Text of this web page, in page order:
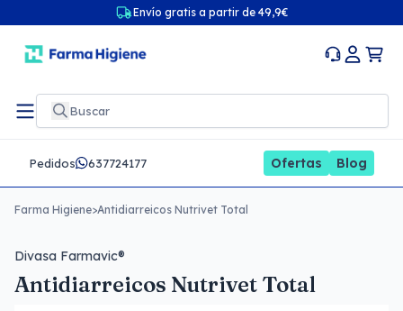
Envío gratis a partir de 49,9€
Pedidos 637724177 Ofertas Blog
Farma Higiene>Antidiarreicos Nutrivet Total
Divasa Farmavic®
Antidiarreicos Nutrivet Total